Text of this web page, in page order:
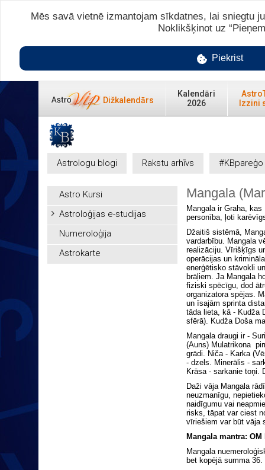
Dižkalendārs
Kalendāri
2026
Izzini
Astrologu blogi Rakstu arhīvs #KBpareģo
Astro Kursi
Astroloģijas e-studijas
Numeroloģija
Astrokarte
Mangala
Mangala ir Graha,
personība, ļoti
Džaitiš sistēmā,
vardarbību. Mangala
realizāciju. Vīrišķīgs
operācijas un
enerģētisko stāvokli
brāļiem. Ja Mangala
fiziski spēcīgu, dod
organizatora spējas.
un īsajām sprinta
tāda lieta, kā - Kudža
sfērā). Kudža Doša
Mangala draugi ir -
(Auns) Mulatrikona
grādi. Niča - Karka
- dzels. Minerālis -
Krāsa - sarkanie toņi.
Daži vāja Mangala
neuzmanīgu,
naidīgumu vai
risks, tāpat var ciest
vīriešiem var būt vāja
Mangala mantra: OM
Mangala
bet kopējā summa 36.
Mēs savā vietnē izmantojam sīkdatnes, lai sniegtu
Noklikšķinot uz
Piekrist